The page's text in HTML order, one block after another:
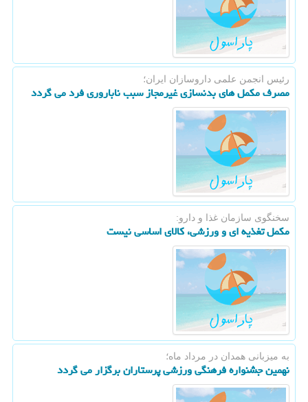
رئیس انجمن علمی داروسازان ایران؛
مصرف مكمل های بدنسازی غیرمجاز سبب ناباروری فرد می گردد
سخنگوی سازمان غذا و دارو:
مكمل تغذیه ای و ورزشی، كالای اساسی نیست
به میزبانی همدان در مرداد ماه؛
نهمین جشنواره فرهنگی ورزشی پرستاران برگزار می گردد